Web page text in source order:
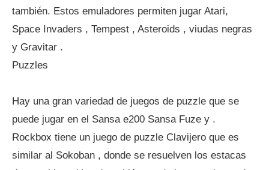
también. Estos emuladores permiten jugar Atari,
Space Invaders , Tempest , Asteroids , viudas negras
y Gravitar .
Puzzles
Hay una gran variedad de juegos de puzzle que se
puede jugar en el Sansa e200 Sansa Fuze y .
Rockbox tiene un juego de puzzle Clavijero que es
similar al Sokoban , donde se resuelven los estacas